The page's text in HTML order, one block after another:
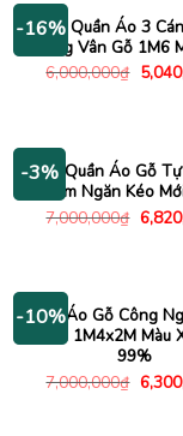
-16%Tủ Quần Áo 3
Trắng Vân Gỗ 1M6
6,000,000₫ Giá
gốc
-3%Tủ Quần Áo Gỗ
Kèm Ngăn Kéo
7,000,000₫ Giá
gốc
-10%Tủ Áo Gỗ Công
Cánh 1M4x2M Màu
99%
7,000,000₫ Giá
gốc